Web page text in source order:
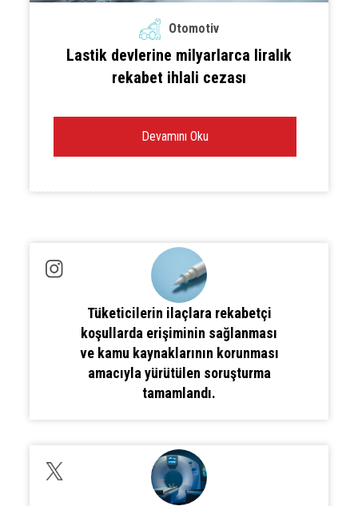
Otomotiv
Lastik devlerine milyarlarca liralık
rekabet ihlali cezası
Devamını Oku
Tüketicilerin ilaçlara rekabetçi
koşullarda erişiminin sağlanması
ve kamu kaynaklarının korunması
amacıyla yürütülen soruşturma
tamamlandı.